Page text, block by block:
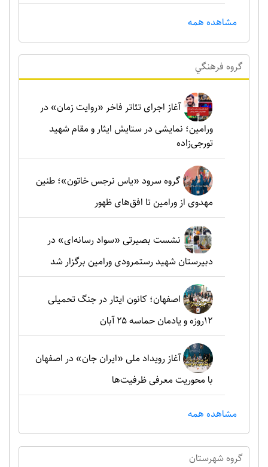
مشاهده همه
گروه فرهنگي
آغاز اجرای تئاتر فاخر «روایت زمان» در
ورامین؛ نمایشی در ستایش ایثار و مقام شهید
تورجی‌زاده
گروه سرود «یاس نرجس خاتون»؛ طنین
مهدوی از ورامین تا افق‌های ظهور
نشست بصیرتی «سواد رسانه‌ای» در
دبیرستان شهید رستمرودی ورامین برگزار شد
اصفهان؛ کانون ایثار در جنگ تحمیلی
۱۲روزه و یادمان حماسه ۲۵ آبان
آغاز رویداد ملی «ایران جان» در اصفهان
با محوریت معرفی ظرفیت‌ها
مشاهده همه
گروه شهرستان